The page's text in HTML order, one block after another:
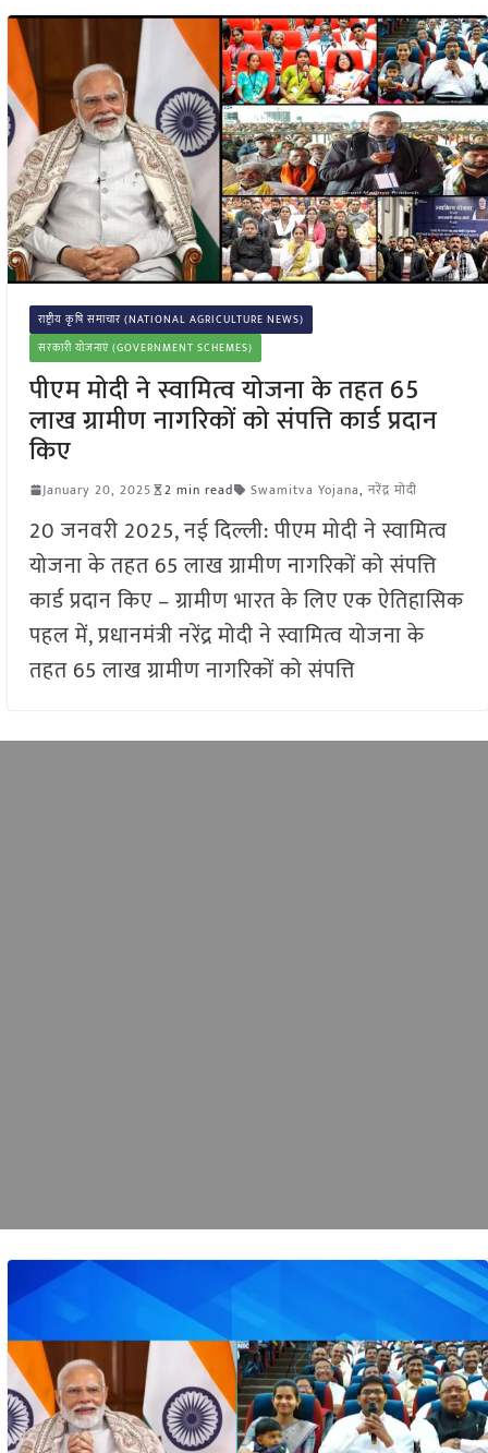
राष्ट्रीय कृषि समाचार (NATIONAL AGRICULTURE NEWS)
सरकारी योजनाएं (GOVERNMENT SCHEMES)
पीएम मोदी ने स्वामित्व योजना के तहत 65
लाख ग्रामीण नागरिकों को संपत्ति कार्ड प्रदान
किए
January 20, 2025 2 min read Swamitva Yojana, नरेंद्र मोदी
20 जनवरी 2025, नई दिल्ली: पीएम मोदी ने स्वामित्व
योजना के तहत 65 लाख ग्रामीण नागरिकों को संपत्ति
कार्ड प्रदान किए – ग्रामीण भारत के लिए एक ऐतिहासिक
पहल में, प्रधानमंत्री नरेंद्र मोदी ने स्वामित्व योजना के
तहत 65 लाख ग्रामीण नागरिकों को संपत्ति